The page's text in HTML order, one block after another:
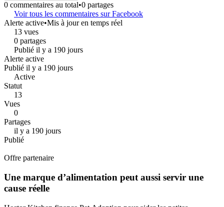
0 commentaires au total•0 partages
Voir tous les commentaires sur Facebook
Alerte active•Mis à jour en temps réel
13 vues
0 partages
Publié il y a 190 jours
Alerte active
Publié il y a 190 jours
Active
Statut
13
Vues
0
Partages
il y a 190 jours
Publié
Offre partenaire
Une marque d’alimentation peut aussi servir une
cause réelle